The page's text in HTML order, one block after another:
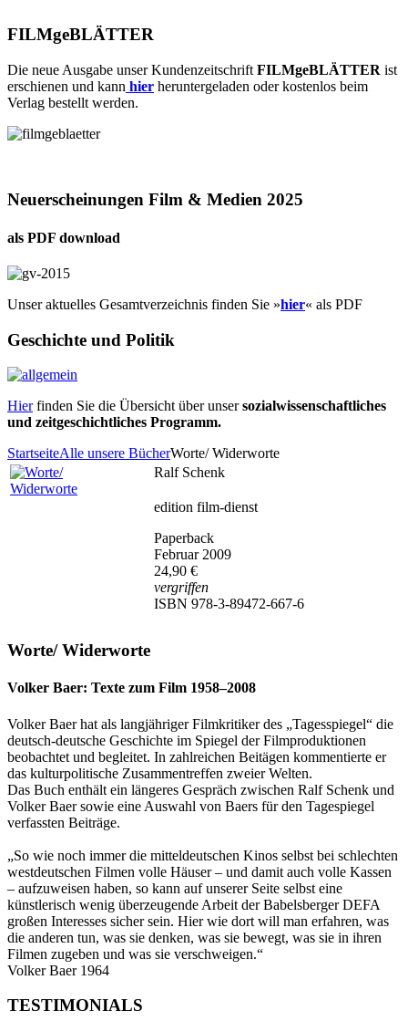
FILMgeBLÄTTER
Die neue Ausgabe unser Kundenzeitschrift FILMgeBLÄTTER ist
erschienen und kann hier heruntergeladen oder kostenlos beim
Verlag bestellt werden.
Neuerscheinungen Film & Medien 2025
als PDF download
Unser aktuelles Gesamtverzeichnis finden Sie »hier« als PDF
Geschichte und Politik
Hierfinden Sie die Übersicht über unsersozialwissenschaftliches
und zeitgeschichtliches Programm.
StartseiteAlle unsere BücherWorte/ Widerworte
Ralf Schenk
edition film-dienst
Paperback
Februar 2009
24,90 €
vergriffen
ISBN 978-3-89472-667-6
Worte/ Widerworte
Volker Baer: Texte zum Film 1958–2008
Volker Baer hat als langjähriger Filmkritiker des „Tagesspiegel“ die
deutsch-deutsche Geschichte im Spiegel der Filmproduktionen
beobachtet und begleitet. In zahlreichen Beitägen kommentierte er
das kulturpolitische Zusammentreffen zweier Welten.
Das Buch enthält ein längeres Gespräch zwischen Ralf Schenk und
Volker Baer sowie eine Auswahl von Baers für den Tagespiegel
verfassten Beiträge.
„So wie noch immer die mitteldeutschen Kinos selbst bei schlechten
westdeutschen Filmen volle Häuser – und damit auch volle Kassen
– aufzuweisen haben, so kann auf unserer Seite selbst eine
künstlerisch wenig überzeugende Arbeit der Babelsberger DEFA
großen Interesses sicher sein. Hier wie dort will man erfahren, was
die anderen tun, was sie denken, was sie bewegt, was sie in ihren
Filmen zugeben und was sie verschweigen.“
Volker Baer 1964
TESTIMONIALS